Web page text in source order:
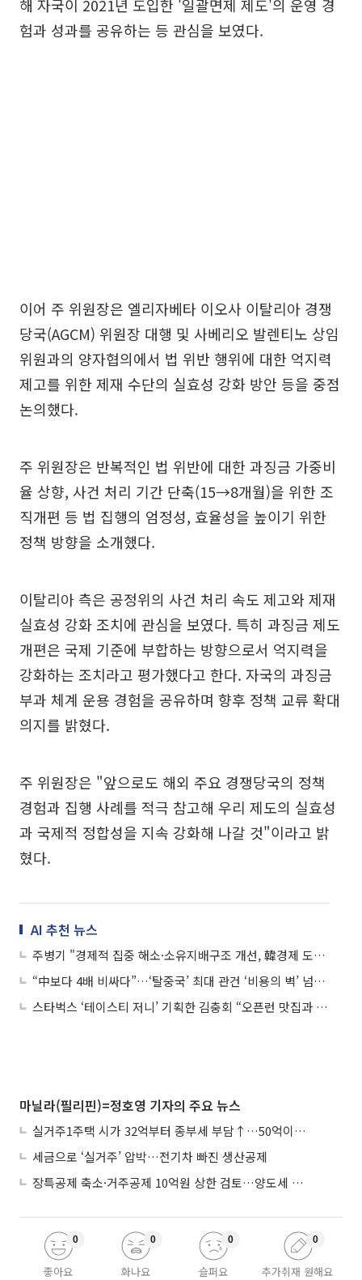
해 자국이 2021년 도입한 '일괄면제 제도'의 운영 경
험과 성과를 공유하는 등 관심을 보였다.
이어 주 위원장은 엘리자베타 이오사 이탈리아 경쟁
당국(AGCM) 위원장 대행 및 사베리오 발렌티노 상임
위원과의 양자협의에서 법 위반 행위에 대한 억지력
제고를 위한 제재 수단의 실효성 강화 방안 등을 중점
논의했다.
주 위원장은 반복적인 법 위반에 대한 과징금 가중비
율 상향, 사건 처리 기간 단축(15→8개월)을 위한 조
직개편 등 법 집행의 엄정성, 효율성을 높이기 위한
정책 방향을 소개했다.
이탈리아 측은 공정위의 사건 처리 속도 제고와 제재
실효성 강화 조치에 관심을 보였다. 특히 과징금 제도
개편은 국제 기준에 부합하는 방향으로서 억지력을
강화하는 조치라고 평가했다고 한다. 자국의 과징금
부과 체계 운용 경험을 공유하며 향후 정책 교류 확대
의지를 밝혔다.
주 위원장은 "앞으로도 해외 주요 경쟁당국의 정책
경험과 집행 사례를 적극 참고해 우리 제도의 실효성
과 국제적 정합성을 지속 강화해 나갈 것"이라고 밝
혔다.
AI 추천 뉴스
주병기 "경제적 집중 해소·소유지배구조 개선, 韓경제 도약 선결과제"
“中보다 4배 비싸다”…‘탈중국’ 최대 관건 ‘비용의 벽’ 넘어라
스타벅스 ‘테이스티 저니’ 기획한 김충회 “오픈런 맛집과 컬래버, SNS 입소문 탔죠”
마닐라(필리핀)=정호영 기자의 주요 뉴스
실거주1주택 시가 32억부터 종부세 부담↑…50억이면 454→979만원
세금으로 ‘실거주’ 압박…전기차 빠진 생산공제
장특공제 축소·거주공제 10억원 상한 검토…양도세 실거주 중심 개편
좋아요
0
화나요
0
슬퍼요
0
추가취재 원해요
0